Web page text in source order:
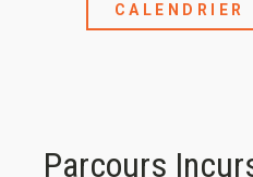
CALENDRIER
Parcours